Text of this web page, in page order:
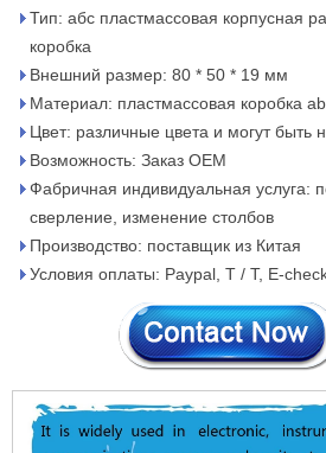
Тип: абс пластмассовая корпусная
коробка
Внешний размер: 80 * 50 * 19 мм
Материал: пластмассовая коробка
Цвет: различные цвета и могут быть
Возможность: Заказ OEM
Фабричная индивидуальная услуга:
сверление, изменение столбов
Производство: поставщик из Китая
Условия оплаты: Paypal, T / T, E-